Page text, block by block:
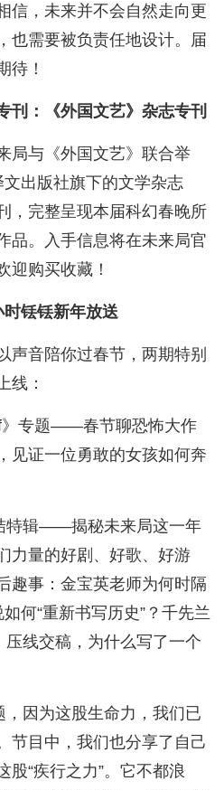
信，未来并不会自然走向更
也需要被负责任地设计。届
待！
刊：《外国文艺》杂志专刊
局与《外国文艺》联合举
出版社旗下的文学杂志
，完整呈现本届科幻春晚所
品。入手信息将在未来局官
迎购买收藏！
时铥铥新年放送
声音陪你过春节，两期特别
线：
》专题——春节聊恐怖大作
见证一位勇敢的女孩如何奔
特辑——揭秘未来局这一年
力量的好剧、好歌、好游
趣事：金宝英老师为何时隔
何“重新书写历史”？千先兰
压线交稿，为什么写了一个
，因为这股生命力，我们已
节目中，我们也分享了自己
股“疾行之力”。它不都浪